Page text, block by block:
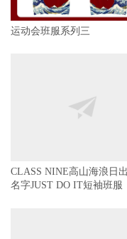
运动会班服系列三
CLASS NINE高山海浪日
名字JUST DO IT短袖班服